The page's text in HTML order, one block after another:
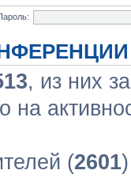
, из них
на
(2601